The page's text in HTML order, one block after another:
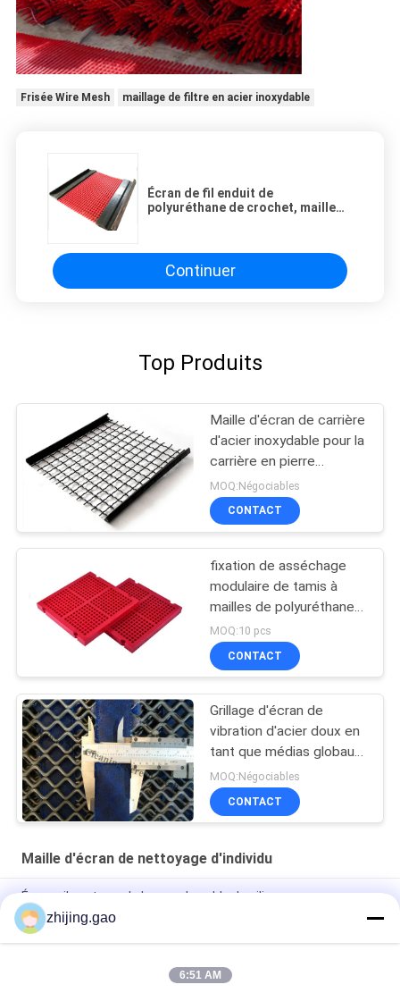
Frisée Wire Mesh maillage de filtre en acier inoxydable
Écran de fil enduit de
polyuréthane de crochet, maille
Continuer
Top Produits
Maille d'écran de carrière
d'acier inoxydable pour la
carrière en pierre
écrasant l'usine
d'équipement
MOQ:Négociables
CONTACT
fixation de asséchage
modulaire de tamis à
mailles de polyuréthane
de 305x305x30mm avec
la tache d'unité centrale
MOQ:10 pcs
CONTACT
Grillage d'écran de
vibration d'acier doux en
tant que médias globaux
d'écran pour l'écran de
roches
MOQ:Négociables
CONTACT
Maille d'écran de nettoyage d'individu
Écran vibrant pour le lavage du sable de silice
Type de conception Écran anti-blocage Traiter avec le
dépistage du matériau humide
Grille en acier anti-colmatage pour carrière de concasseur de
zhijing.gao
6:51 AM